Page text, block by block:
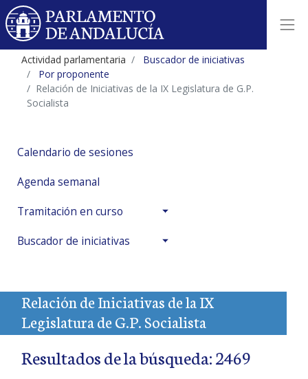
Actividad parlamentaria
Buscador de iniciativas
Por proponente
Relación de Iniciativas de la IX Legislatura de G.P.
Socialista
Calendario de sesiones
Agenda semanal
Tramitación en curso
Buscador de iniciativas
Relación de Iniciativas de la IX
Legislatura de G.P. Socialista
Resultados de la búsqueda: 2469